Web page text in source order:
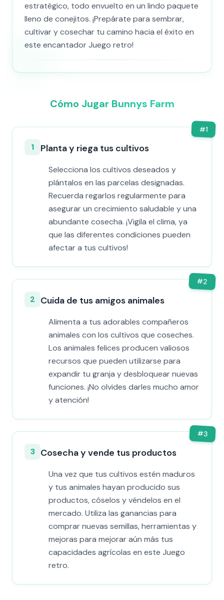
estratégico, todo envuelto en un lindo paquete
lleno de conejitos. ¡Prepárate para sembrar,
cultivar y cosechar tu camino hacia el éxito en
este encantador Juego retro!
Cómo Jugar Bunnys Farm
#1
1 Planta y riega tus cultivos
Selecciona los cultivos deseados y
plántalos en las parcelas designadas.
Recuerda regarlos regularmente para
asegurar un crecimiento saludable y una
abundante cosecha. ¡Vigila el clima, ya
que las diferentes condiciones pueden
afectar a tus cultivos!
#2
2 Cuida de tus amigos animales
Alimenta a tus adorables compañeros
animales con los cultivos que coseches.
Los animales felices producen valiosos
recursos que pueden utilizarse para
expandir tu granja y desbloquear nuevas
funciones. ¡No olvides darles mucho amor
y atención!
#3
3 Cosecha y vende tus productos
Una vez que tus cultivos estén maduros
y tus animales hayan producido sus
productos, cóselos y véndelos en el
mercado. Utiliza las ganancias para
comprar nuevas semillas, herramientas y
mejoras para mejorar aún más tus
capacidades agrícolas en este Juego
retro.